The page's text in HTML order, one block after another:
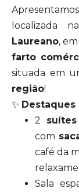
localizada
Laureano,
farto
situada em
região!
✨
2
com
café da
Sala